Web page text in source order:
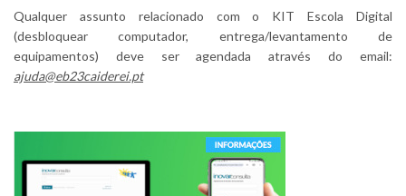
Qualquer assunto relacionado com o KIT Escola Digital
(desbloquear computador, entrega/levantamento de
equipamentos) deve ser agendada através do email:
ajuda@eb23caiderei.pt